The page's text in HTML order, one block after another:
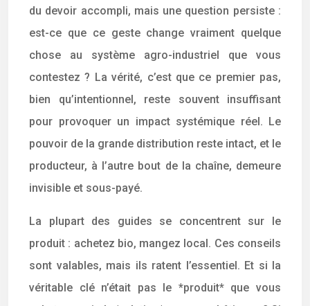
du devoir accompli, mais une question persiste :
est-ce que ce geste change vraiment quelque
chose au système agro-industriel que vous
contestez ? La vérité, c’est que ce premier pas,
bien qu’intentionnel, reste souvent insuffisant
pour provoquer un impact systémique réel. Le
pouvoir de la grande distribution reste intact, et le
producteur, à l’autre bout de la chaîne, demeure
invisible et sous-payé.
La plupart des guides se concentrent sur le
produit : achetez bio, mangez local. Ces conseils
sont valables, mais ils ratent l’essentiel. Et si la
véritable clé n’était pas le *produit* que vous